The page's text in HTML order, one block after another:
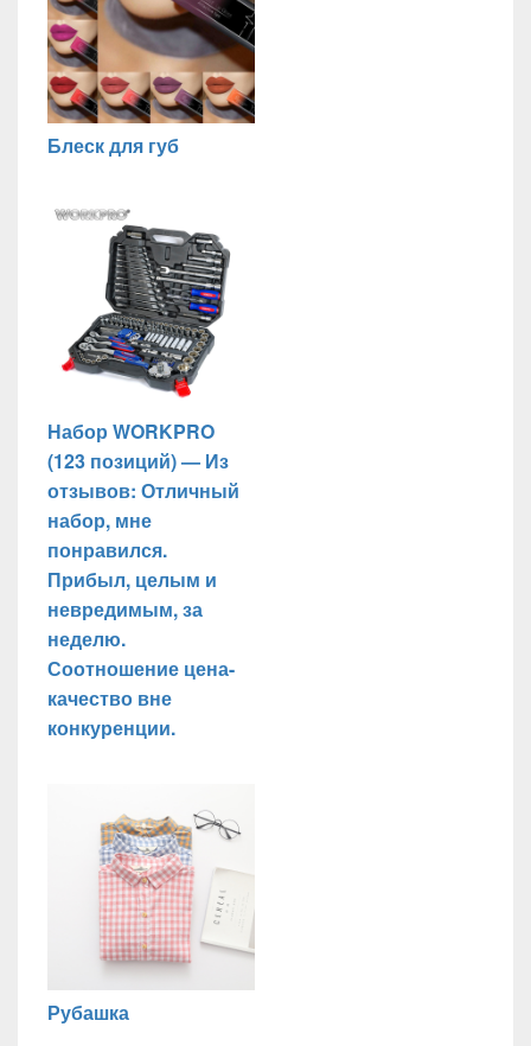
Блеск для губ
Набор WORKPRO
(123 позиций) — Из
отзывов: Отличный
набор, мне
понравился.
Прибыл, целым и
невредимым, за
неделю.
Соотношение цена-
качество вне
конкуренции.
Рубашка